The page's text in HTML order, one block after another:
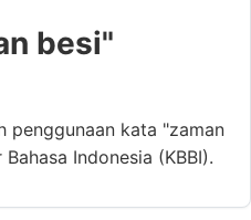
besi"
penggunaan kata "zaman
Indonesia (KBBI).